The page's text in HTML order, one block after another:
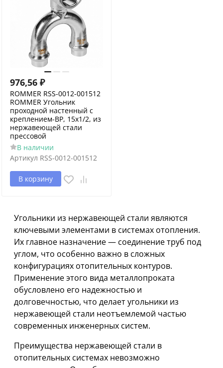
976,56 ₽
ROMMER RSS-0012-001512
ROMMER Угольник
проходной настенный с
креплением-ВР, 15х1/2, из
нержавеющей стали
прессовой
В наличии
Артикул RSS-0012-001512
В корзину
Угольники из нержавеющей стали являются
ключевыми элементами в системах отопления.
Их главное назначение — соединение труб под
углом, что особенно важно в сложных
конфигурациях отопительных контуров.
Применение этого вида металлопроката
обусловлено его надежностью и
долговечностью, что делает угольники из
нержавеющей стали неотъемлемой частью
современных инженерных систем.
Преимущества нержавеющей стали в
отопительных системах невозможно